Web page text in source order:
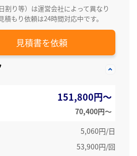
割り等）は運営会社によって異なり
積もり依頼は24時間対応中です。
見積書を依頼
151,800円～
70,400円〜
5,060円/日
53,900円/回